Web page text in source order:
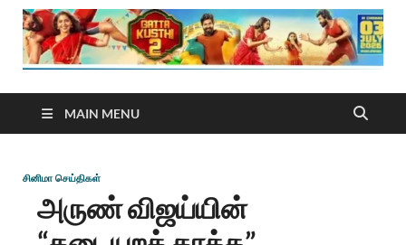
MAIN MENU
சினிமா செய்திகள்
அருண் விஜய்யின்